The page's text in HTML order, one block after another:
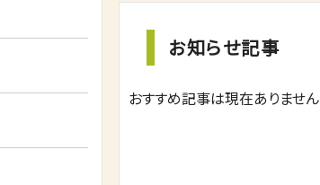
お知らせ記事
おすすめ記事は現在ありません